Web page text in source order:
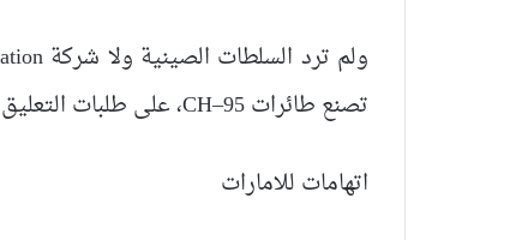
تصنع طائرات CH–95، على طلبات التعليق.
اتهامات للامارات